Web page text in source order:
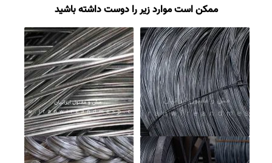
ممکن است موارد زیر را دوست داشته باشید